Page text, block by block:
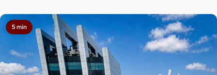
5 min